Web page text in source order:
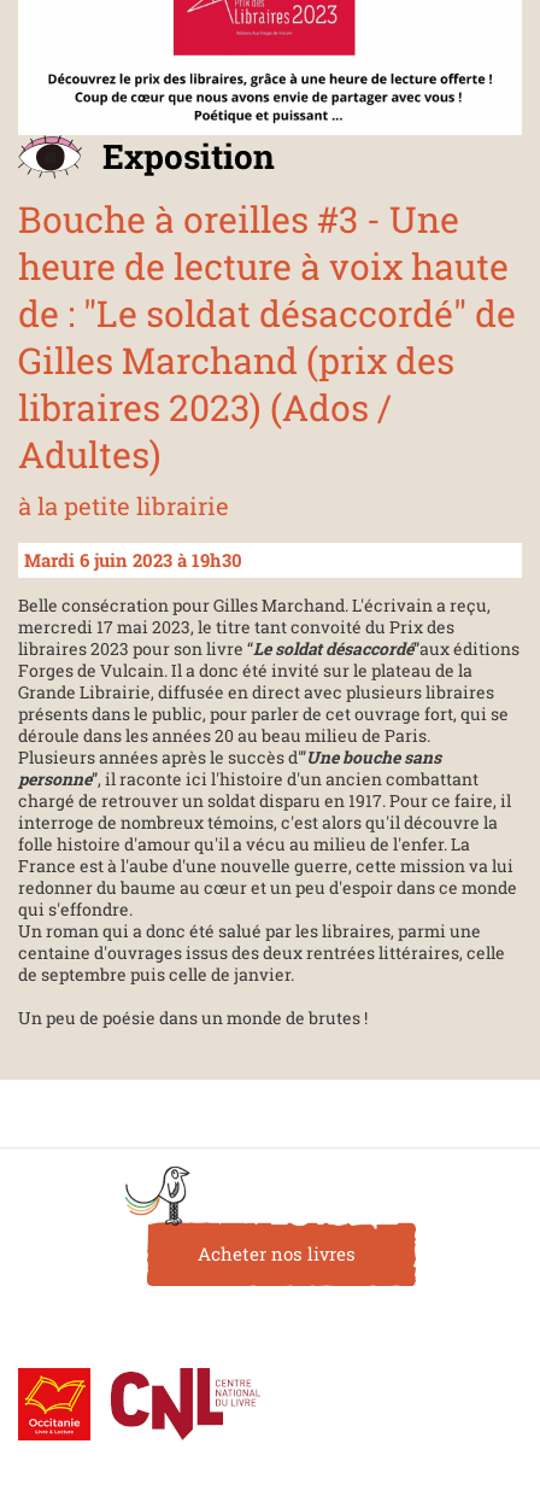
Exposition
Bouche à oreilles #3 - Une
heure de lecture à voix haute
de : "Le soldat désaccordé" de
Gilles Marchand (prix des
libraires 2023) (Ados /
Adultes)
à la petite librairie
Mardi 6 juin 2023 à 19h30
Belle consécration pour Gilles Marchand. L'écrivain a reçu,
mercredi 17 mai 2023, le titre tant convoité du Prix des
libraires 2023 pour son livre “Le soldat désaccordé”aux éditions
Forges de Vulcain. Il a donc été invité sur le plateau de la
Grande Librairie, diffusée en direct avec plusieurs libraires
présents dans le public, pour parler de cet ouvrage fort, qui se
déroule dans les années 20 au beau milieu de Paris.
Plusieurs années après le succès d'”Une bouche sans
personne”, il raconte ici l'histoire d'un ancien combattant
chargé de retrouver un soldat disparu en 1917. Pour ce faire, il
interroge de nombreux témoins, c'est alors qu'il découvre la
folle histoire d'amour qu'il a vécu au milieu de l'enfer. La
France est à l'aube d'une nouvelle guerre, cette mission va lui
redonner du baume au cœur et un peu d'espoir dans ce monde
qui s'effondre.
Un roman qui a donc été salué par les libraires, parmi une
centaine d'ouvrages issus des deux rentrées littéraires, celle
de septembre puis celle de janvier.
Un peu de poésie dans un monde de brutes !
Acheter nos livres